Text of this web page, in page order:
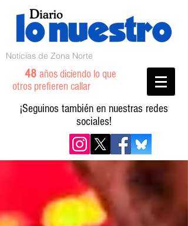
Noticias de Zona Norte
48 años diciendo lo que
otros prefieren callar
¡Seguinos también en nuestras redes
sociales!